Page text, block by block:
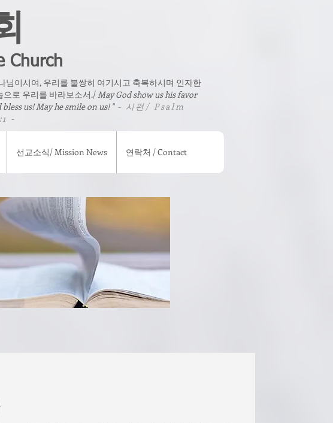
Church
님이시여, 우리를 불쌍히 여기시고 축복하시며 인자한
으로 우리를 바라보소서./May God show us his favor
bless us! May he smile on us! " - 시편/ Psalm
-
선교소식/ Mission News 연락처 / Contact